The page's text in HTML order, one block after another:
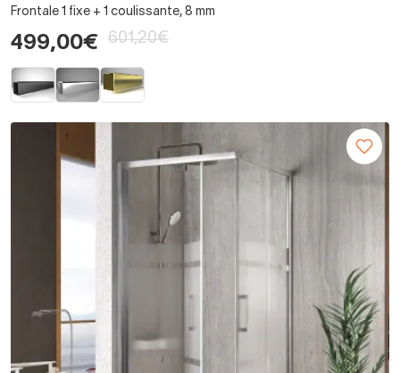
Frontale 1 fixe + 1 coulissante, 8 mm
499,00€ 601,20€